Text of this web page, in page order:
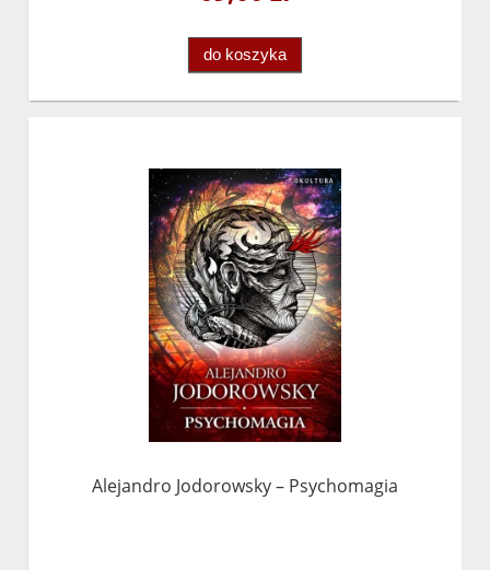
do koszyka
Alejandro Jodorowsky – Psychomagia